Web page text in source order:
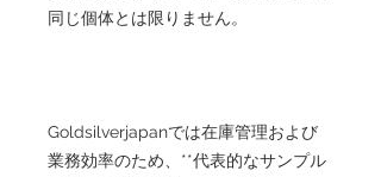
同じ個体とは限りません。
Goldsilverjapanでは在庫管理および
業務効率のため、**代表的なサンプル